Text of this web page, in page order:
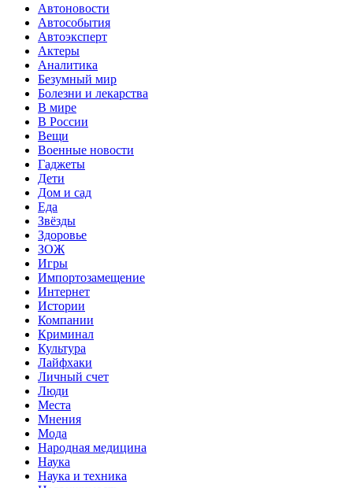
Автоновости
Автособытия
Автоэксперт
Актеры
Аналитика
Безумный мир
Болезни и лекарства
В мире
В России
Вещи
Военные новости
Гаджеты
Дети
Дом и сад
Еда
Звёзды
Здоровье
ЗОЖ
Игры
Импортозамещение
Интернет
Истории
Компании
Криминал
Культура
Лайфхаки
Личный счет
Люди
Места
Мнения
Мода
Народная медицина
Наука
Наука и техника